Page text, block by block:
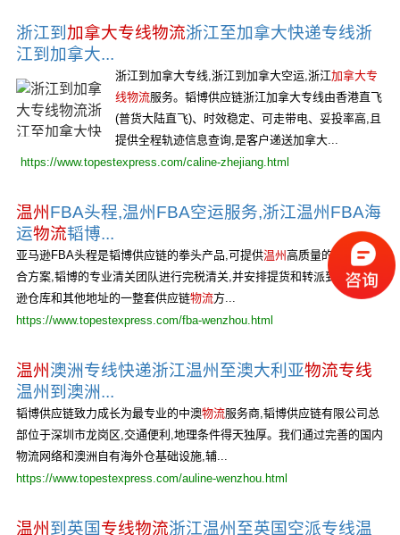
浙江到 加拿大专线物流浙江至加拿大快递专线浙
江到加拿大...
浙江到加拿大专线,浙江到加拿大空运,浙江加拿大专
线物流服务。韬博供应链浙江加拿大专线由香港直飞
(普货大陆直飞)、时效稳定、可走带电、妥投率高,且
提供全程轨迹信息查询,是客户递送加拿大...
https://www.topestexpress.com/caline-zhejiang.html
温州 FBA头程,温州FBA空运服务,浙江温州FBA海
运物流韬博...
亚马逊FBA头程是韬博供应链的拳头产品,可提供温州 高质量的空海运综
合方案,韬博的专业清关团队进行完税清关,并安排提货和转派到指定亚马
逊仓库和其他地址的一整套供应链物流方...
https://www.topestexpress.com/fba-wenzhou.html
温州 澳洲专线快递浙江温州至澳大利亚物流专线
温州到澳洲...
韬博供应链致力成长为最专业的中澳物流服务商,韬博供应链有限公司总
部位于深圳市龙岗区,交通便利,地理条件得天独厚。我们通过完善的国内
物流网络和澳洲自有海外仓基础设施,辅...
https://www.topestexpress.com/auline-wenzhou.html
温州 到英国专线物流浙江温州至英国空派专线温